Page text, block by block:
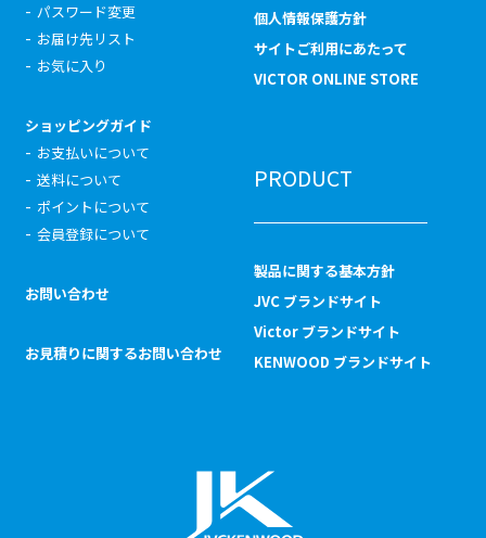
パスワード変更
お届け先リスト
お気に入り
ショッピングガイド
お支払いについて
送料について
ポイントについて
会員登録について
お問い合わせ
お見積りに関するお問い合わせ
個人情報保護方針
サイトご利用にあたって
VICTOR ONLINE STORE
PRODUCT
製品に関する基本方針
JVC ブランドサイト
Victor ブランドサイト
KENWOOD ブランドサイト